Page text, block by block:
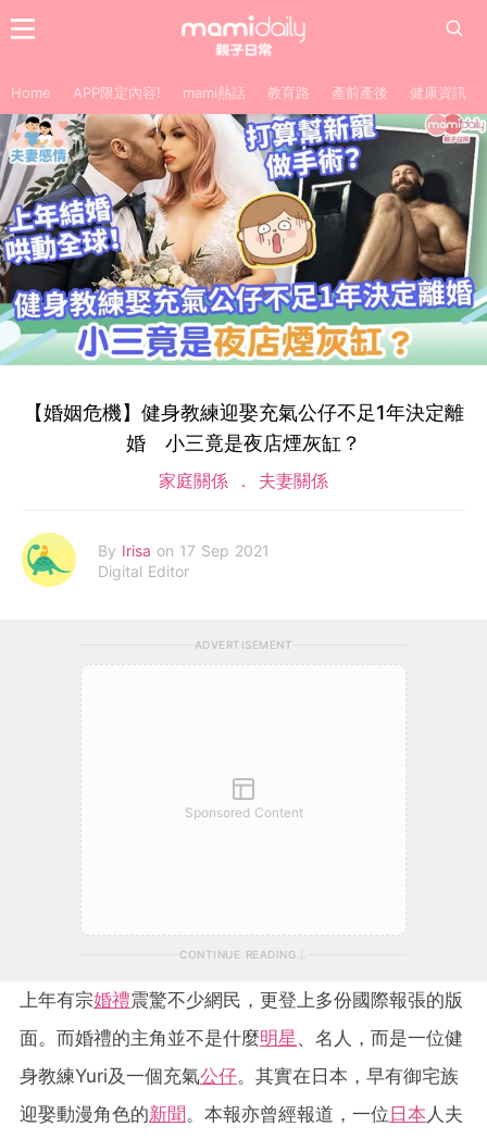
Home APP限定內容! mami熱話 教育路 產前產後 健康資訊
【婚姻危機】健身教練迎娶充氣公仔不足1年決定離
婚 小三竟是夜店煙灰缸？
家庭關係 夫妻關係
By Irisa on 17 Sep 2021
Digital Editor
ADVERTISEMENT
Sponsored Content
CONTINUE READING
上年有宗婚禮震驚不少網民，更登上多份國際報張的版
面。而婚禮的主角並不是什麼明星 、名人，而是一位健
身教練Yuri及一個充氣公仔。其實在日本，早有御宅族
迎娶動漫角色的新聞。本報亦曾經報道，一位日本 人夫